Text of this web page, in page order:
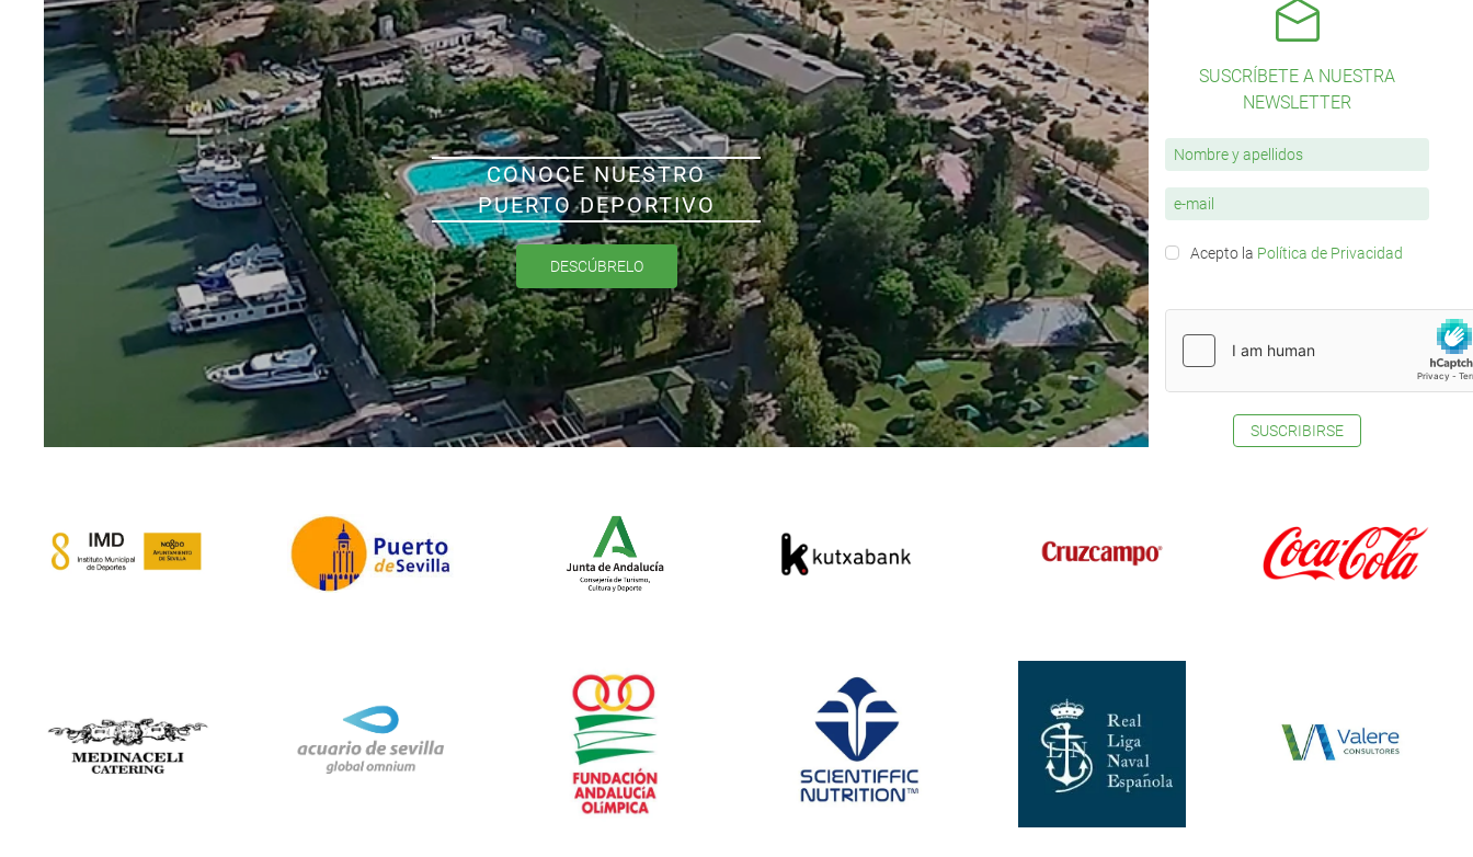
CONOCE NUESTRO
PUERTO DEPORTIVO
DESCÚBRELO
SUSCRÍBETE A NUESTRA
NEWSLETTER
Acepto la Política de Privacidad
SUSCRIBIRSE